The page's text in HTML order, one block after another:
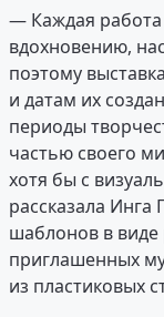
— Каждая
вдохновению,
поэтому
и датам их
периоды
частью своего
хотя бы с
рассказала
шаблонов в виде
приглашенных
из пластиковых